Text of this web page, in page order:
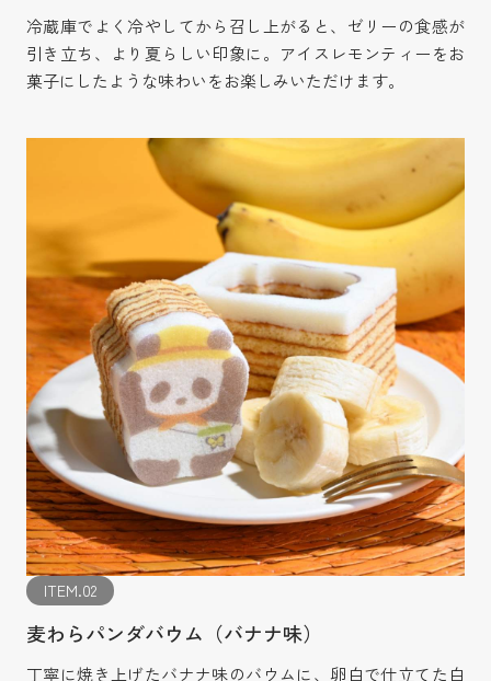
冷蔵庫でよく冷やしてから召し上がると、ゼリーの食感が
引き立ち、より夏らしい印象に。アイスレモンティーをお
菓子にしたような味わいをお楽しみいただけます。
ITEM.02
麦わらパンダバウム（バナナ味）
丁寧に焼き上げたバナナ味のバウムに、卵白で仕立てた白